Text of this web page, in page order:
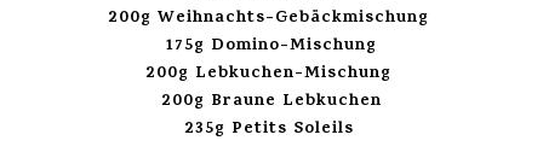
200g Weihnachts-Gebäckmischung
175g Domino-Mischung
200g Lebkuchen-Mischung
200g Braune Lebkuchen
235g Petits Soleils